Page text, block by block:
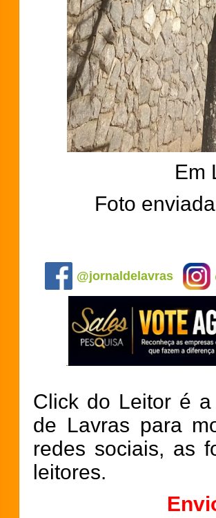
Em
Foto
@jornaldelavras
Click do Leitor é
de Lavras para
redes sociais, as
leitores.